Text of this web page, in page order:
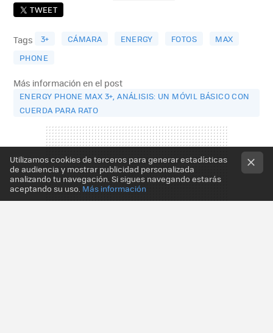
TWEET
Tags 3+ CÁMARA ENERGY FOTOS
MAX
PHONE
Más información en el post
ENERGY PHONE MAX 3+, ANÁLISIS: UN MÓVIL BÁSICO CON
CUERDA PARA RATO
Utilizamos cookies de terceros para generar estadísticas
de audiencia y mostrar publicidad personalizada
analizando tu navegación. Si sigues navegando estarás
aceptando su uso. Más información